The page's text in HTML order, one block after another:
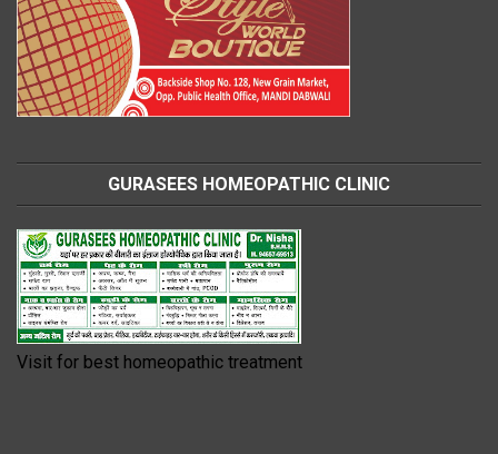
GURASEES HOMEOPATHIC CLINIC
Visit for best homeopathic treatment